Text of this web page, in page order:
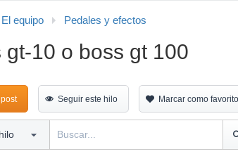
El equipo Pedales y efectos
gt-10 o boss gt 100
Seguir este hilo Marcar como favorito